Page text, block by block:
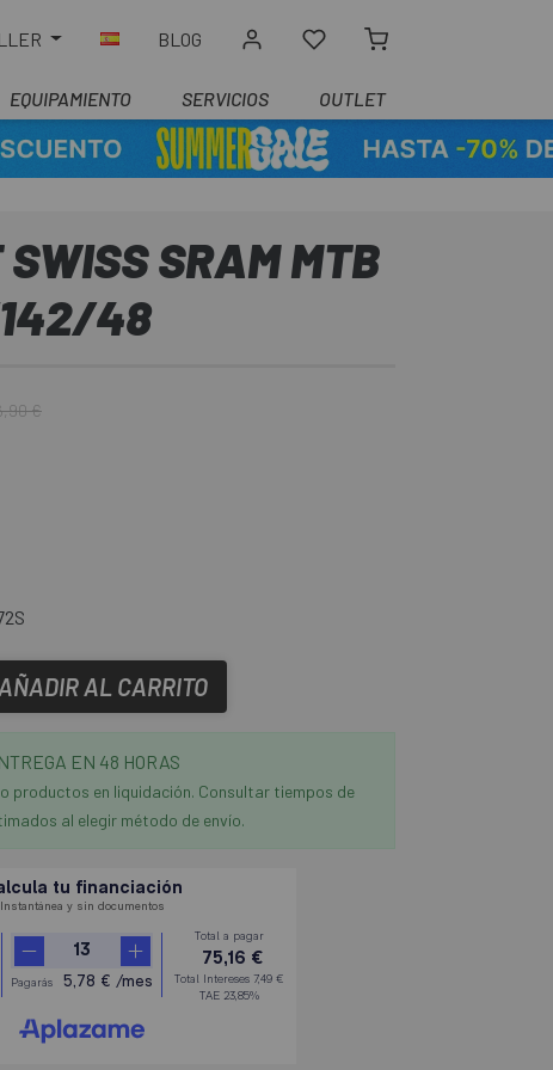
BLOG
EQUIPAMIENTO SERVICIOS OUTLET
SWISS SRAM MTB
48
€
AL CARRITO
EN 48 HORAS
productos en liquidación. Consultar tiempos de
al elegir método de envío.